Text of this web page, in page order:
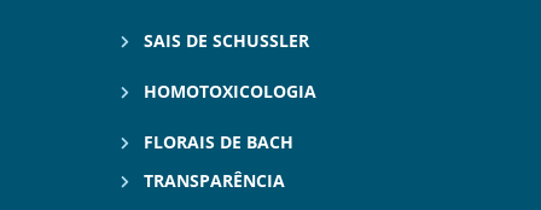
SAIS DE SCHUSSLER
HOMOTOXICOLOGIA
FLORAIS DE BACH
TRANSPARÊNCIA